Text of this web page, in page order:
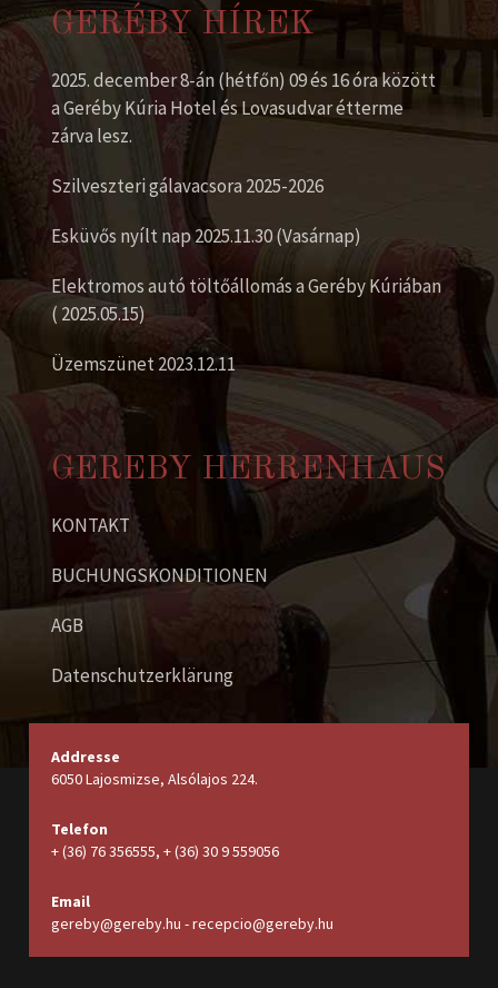
GERÉBY HÍREK
2025. december 8-án (hétfőn) 09 és 16 óra között
a Geréby Kúria Hotel és Lovasudvar étterme
zárva lesz.
Szilveszteri gálavacsora 2025-2026
Esküvős nyílt nap 2025.11.30 (Vasárnap)
Elektromos autó töltőállomás a Geréby Kúriában
( 2025.05.15)
Üzemszünet 2023.12.11
GEREBY HERRENHAUS
KONTAKT
BUCHUNGSKONDITIONEN
AGB
Datenschutzerklärung
Addresse
6050 Lajosmizse, Alsólajos 224.
Telefon
+ (36) 76 356555, + (36) 30 9 559056
Email
gereby@gereby.hu - recepcio@gereby.hu